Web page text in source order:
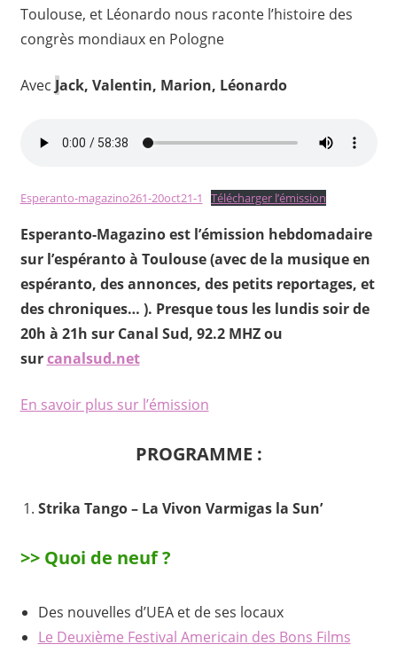
Toulouse, et Léonardo nous raconte l’histoire des
congrès mondiaux en Pologne
Avec Jack, Valentin, Marion, Léonardo
Esperanto-magazino261-20oct21-1 Télécharger l’émission
Esperanto-Magazino est l’émission hebdomadaire
sur l’espéranto à Toulouse (avec de la musique en
espéranto, des annonces, des petits reportages, et
des chroniques… ). Presque tous les lundis soir de
20h à 21h sur Canal Sud, 92.2 MHZ ou
surcanalsud.net
En savoir plus sur l’émission
PROGRAMME :
Strika Tango – La Vivon Varmigas la Sun’
>> Quoi de neuf ?
Des nouvelles d’UEA et de ses locaux
Le Deuxième Festival Americain des Bons Films